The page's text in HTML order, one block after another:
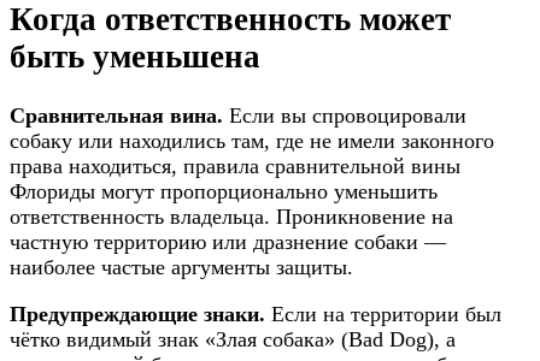
Когда ответственность может
быть уменьшена
Сравнительная вина. Если вы спровоцировали
собаку или находились там, где не имели законного
права находиться, правила сравнительной вины
Флориды могут пропорционально уменьшить
ответственность владельца. Проникновение на
частную территорию или дразнение собаки —
наиболее частые аргументы защиты.
Предупреждающие знаки. Если на территории был
чётко видимый знак «Злая собака» (Bad Dog), а